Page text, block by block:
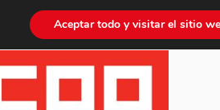
Aceptar todo y visitar el sitio